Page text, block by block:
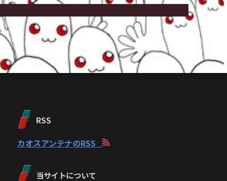
RSS
カオスアンテナのRSS
当サイトについて